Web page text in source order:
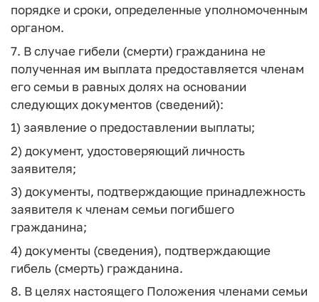
порядке и сроки, определенные уполномоченным
органом.
7. В случае гибели (смерти) гражданина не
полученная им выплата предоставляется членам
его семьи в равных долях на основании
следующих документов (сведений):
1) заявление о предоставлении выплаты;
2) документ, удостоверяющий личность
заявителя;
3) документы, подтверждающие принадлежность
заявителя к членам семьи погибшего
гражданина;
4) документы (сведения), подтверждающие
гибель (смерть) гражданина.
8. В целях настоящего Положения членами семьи